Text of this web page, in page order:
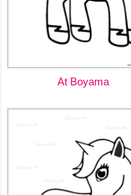
At Boyama